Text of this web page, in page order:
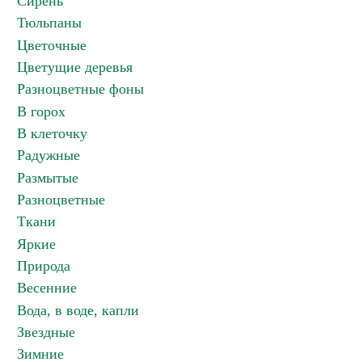
Тюльпаны
Цветочные
Цветущие деревья
Разноцветные фоны
В горох
В клеточку
Радужные
Размытые
Разноцветные
Ткани
Яркие
Природа
Весенние
Вода, в воде, капли
Звездные
Зимние